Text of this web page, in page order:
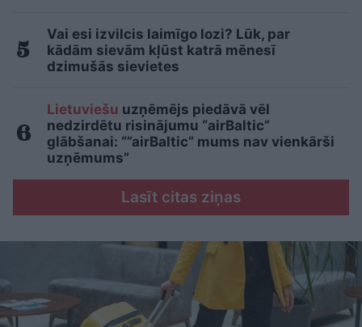
Vai esi izvilcis laimīgo lozi? Lūk, par
kādām sievām kļūst katrā mēnesī
dzimušās sievietes
Lietuviešu uzņēmējs piedāvā vēl
nedzirdētu risinājumu “airBaltic”
glābšanai: “”airBaltic” mums nav vienkārši
uzņēmums”
Lasīt citas ziņas